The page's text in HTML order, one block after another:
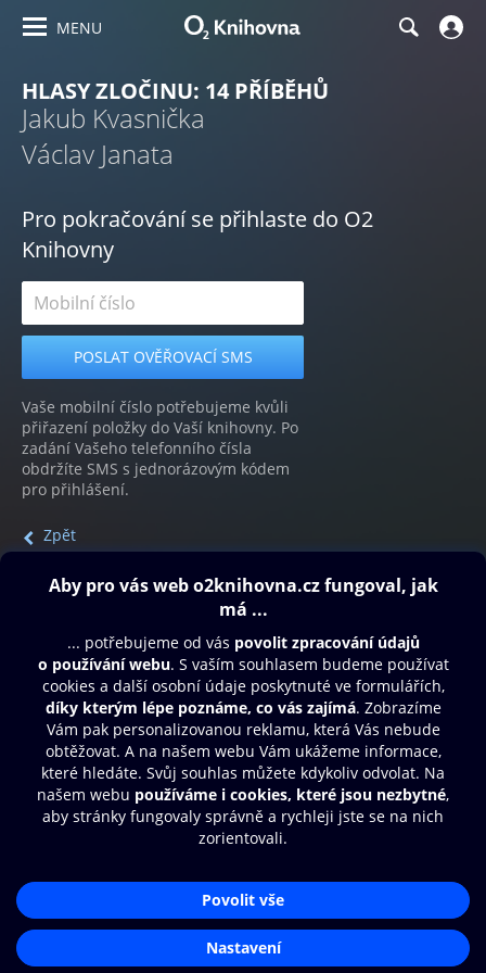
MENU
HLASY ZLOČINU: 14 PŘÍBĚHŮ
Jakub Kvasnička
Václav Janata
Pro pokračování se přihlaste do O2
Knihovny
Vaše mobilní číslo potřebujeme kvůli
přiřazení položky do Vaší knihovny. Po
zadání Vašeho telefonního čísla
obdržíte SMS s jednorázovým kódem
pro přihlášení.
Zpět
Obsah ke stažení
Moje O2 Knihovna
Další zábava
© O2 Czech Republic a.s.
Přístupnost
Zásady zpracování osobních údajůAplikace O2 Knihovna
Čti a poslouchej své e-knihy a